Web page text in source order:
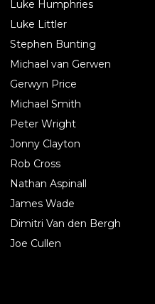
Luke Humphries
Luke Littler
Stephen Bunting
Michael van Gerwen
Gerwyn Price
Michael Smith
Peter Wright
Jonny Clayton
Rob Cross
Nathan Aspinall
James Wade
Dimitri Van den Bergh
Joe Cullen